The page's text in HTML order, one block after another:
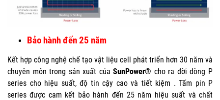
Bảo hành đến 25 năm
Kết hợp công nghệ chế tạo vật liệu cell phát triển hơn 30 năm và
chuyên môn trong sản xuất củaSunPower® cho ra đời dòng P
series cho hiệu suất, độ tin cậy cao và tiết kiệm . Tấm pin P
series được cam kết bảo hành đến 25 năm hiệu suất và chất